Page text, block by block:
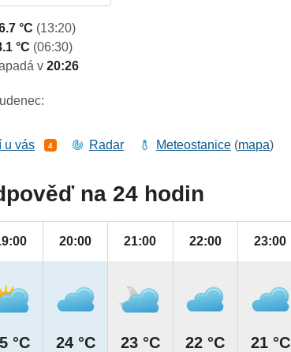
°C (13:20)
°C (06:30)
v20:26
u vás 4 Radar Meteostanice (mapa)
na 24 hodin
°C
20:00
24 °C
21:00
23 °C
22:00
22 °C
23:00
21 °C